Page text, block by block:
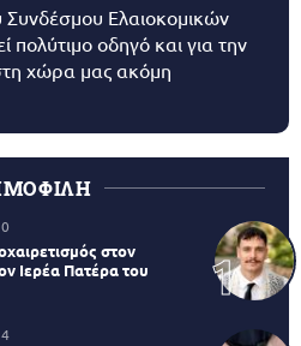
Συνδέσμου Ελαιοκομικών
πολύτιμο οδηγό και για την
χώρα μας ακόμη
στον
Ιερέα Πατέρα του